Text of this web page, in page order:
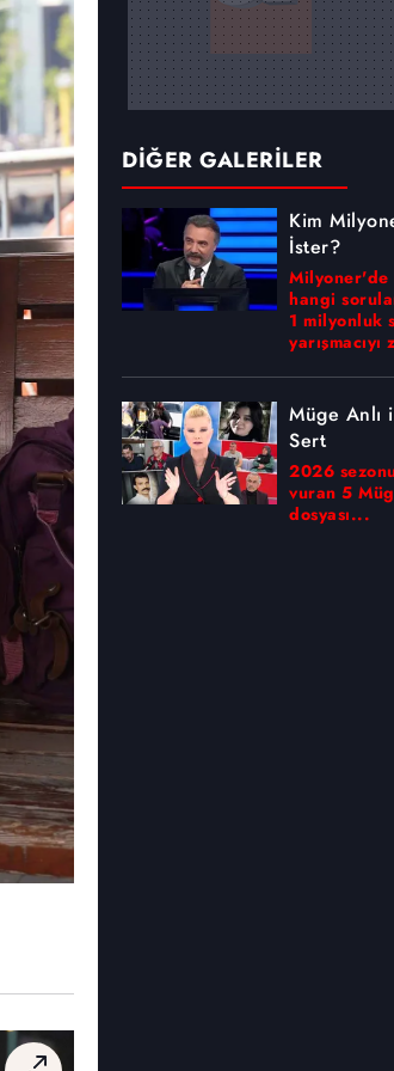
DİĞER GALERİLER
Kim
İster?
Milyoner'de
hangi
1 milyonluk
yarışmacıyı
Müge Anlı
Sert
2026
vuran 5
dosyası...